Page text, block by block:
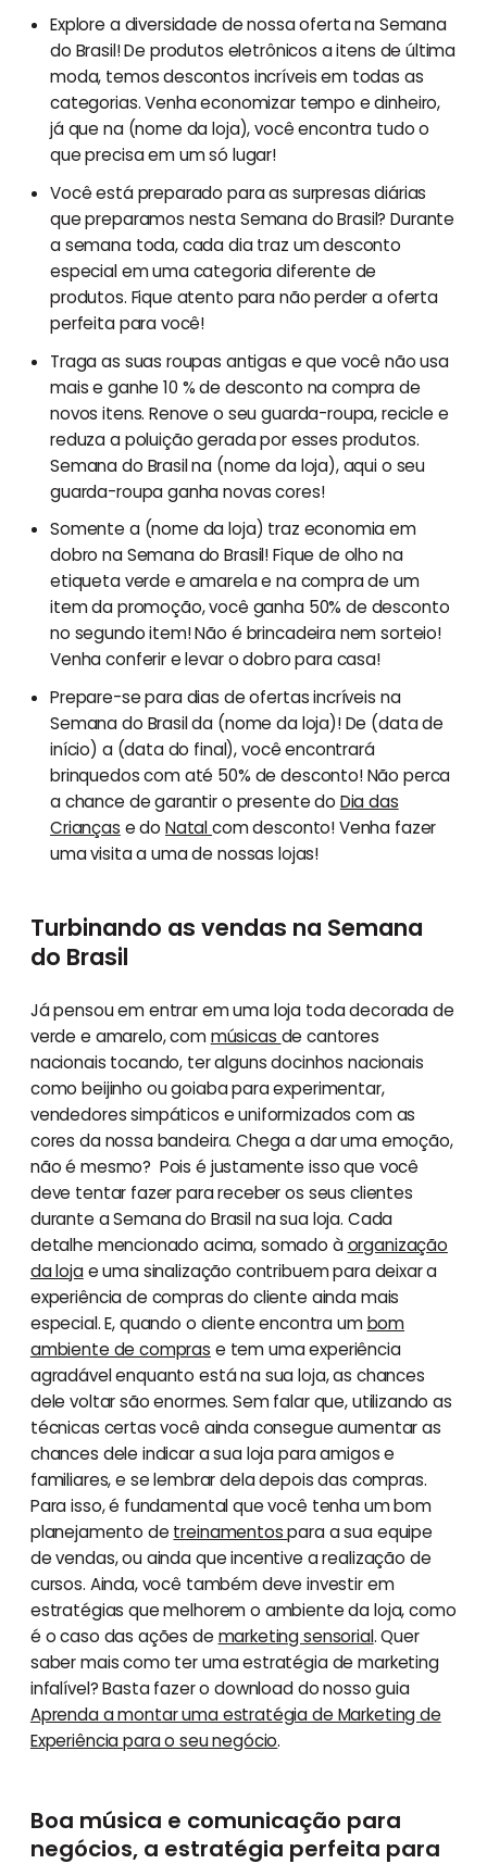
Explore a diversidade de nossa oferta na Semana
do Brasil! De produtos eletrônicos a itens de última
moda, temos descontos incríveis em todas as
categorias. Venha economizar tempo e dinheiro,
já que na (nome da loja), você encontra tudo o
que precisa em um só lugar!
Você está preparado para as surpresas diárias
que preparamos nesta Semana do Brasil? Durante
a semana toda, cada dia traz um desconto
especial em uma categoria diferente de
produtos. Fique atento para não perder a oferta
perfeita para você!
Traga as suas roupas antigas e que você não usa
mais e ganhe 10 % de desconto na compra de
novos itens. Renove o seu guarda-roupa, recicle e
reduza a poluição gerada por esses produtos.
Semana do Brasil na (nome da loja), aqui o seu
guarda-roupa ganha novas cores!
Somente a (nome da loja) traz economia em
dobro na Semana do Brasil! Fique de olho na
etiqueta verde e amarela e na compra de um
item da promoção, você ganha 50% de desconto
no segundo item! Não é brincadeira nem sorteio!
Venha conferir e levar o dobro para casa!
Prepare-se para dias de ofertas incríveis na
Semana do Brasil da (nome da loja)! De (data de
início) a (data do final), você encontrará
brinquedos com até 50% de desconto! Não perca
a chance de garantir o presente do Dia das
Crianças e do Natalcom desconto! Venha fazer
uma visita a uma de nossas lojas!
Turbinando as vendas na Semana
do Brasil
Já pensou em entrar em uma loja toda decorada de
verde e amarelo, commúsicas de cantores
nacionais tocando, ter alguns docinhos nacionais
como beijinho ou goiaba para experimentar,
vendedores simpáticos e uniformizados com as
cores da nossa bandeira. Chega a dar uma emoção,
não é mesmo? Pois é justamente isso que você
deve tentar fazer para receber os seus clientes
durante a Semana do Brasil na sua loja. Cada
detalhe mencionado acima, somado àorganização
da lojae uma sinalização contribuem para deixar a
experiência de compras do cliente ainda mais
especial. E, quando o cliente encontra umbom
ambiente de compras e tem uma experiência
agradável enquanto está na sua loja, as chances
dele voltar são enormes. Sem falar que, utilizando as
técnicas certas você ainda consegue aumentar as
chances dele indicar a sua loja para amigos e
familiares, e se lembrar dela depois das compras.
Para isso, é fundamental que você tenha um bom
planejamento de treinamentospara a sua equipe
de vendas, ou ainda que incentive a realização de
cursos. Ainda, você também deve investir em
estratégias que melhorem o ambiente da loja, como
é o caso das ações de marketing sensorial. Quer
saber mais como ter uma estratégia de marketing
infalível? Basta fazer o download do nosso guia
Aprenda a montar uma estratégia de Marketing de
Experiência para o seu negócio.
Boa música e comunicação para
negócios, a estratégia perfeita para